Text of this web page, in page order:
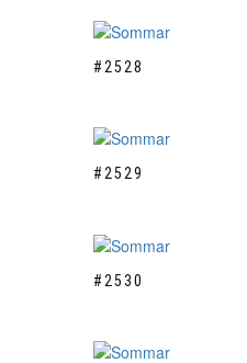
#2528
#2529
#2530